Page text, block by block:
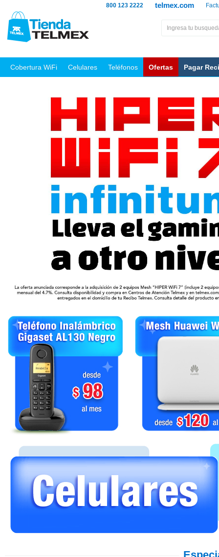
telmex.com
800 123 2222
Cobertura WiFi Celulares Teléfonos Ofertas Pagar